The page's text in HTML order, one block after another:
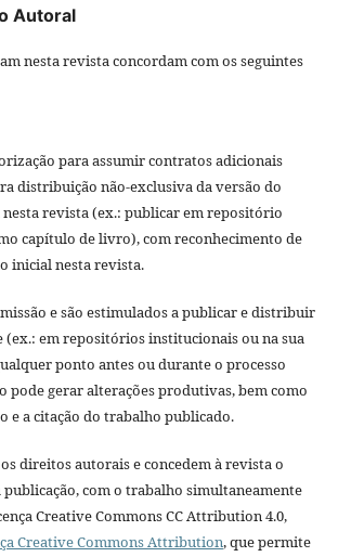
Autoral
nesta revista concordam com os seguintes
para assumir contratos adicionais
distribuição não-exclusiva da versão do
revista (ex.: publicar em repositório
capítulo de livro), com reconhecimento de
inicial nesta revista.
e são estimulados a publicar e distribuir
(ex.: em repositórios institucionais ou na sua
ponto antes ou durante o processo
pode gerar alterações produtivas, bem como
e a citação do trabalho publicado.
direitos autorais e concedem à revista o
com o trabalho simultaneamente
Creative Commons CC Attribution 4.0,
Creative Commons Attribution, que permite